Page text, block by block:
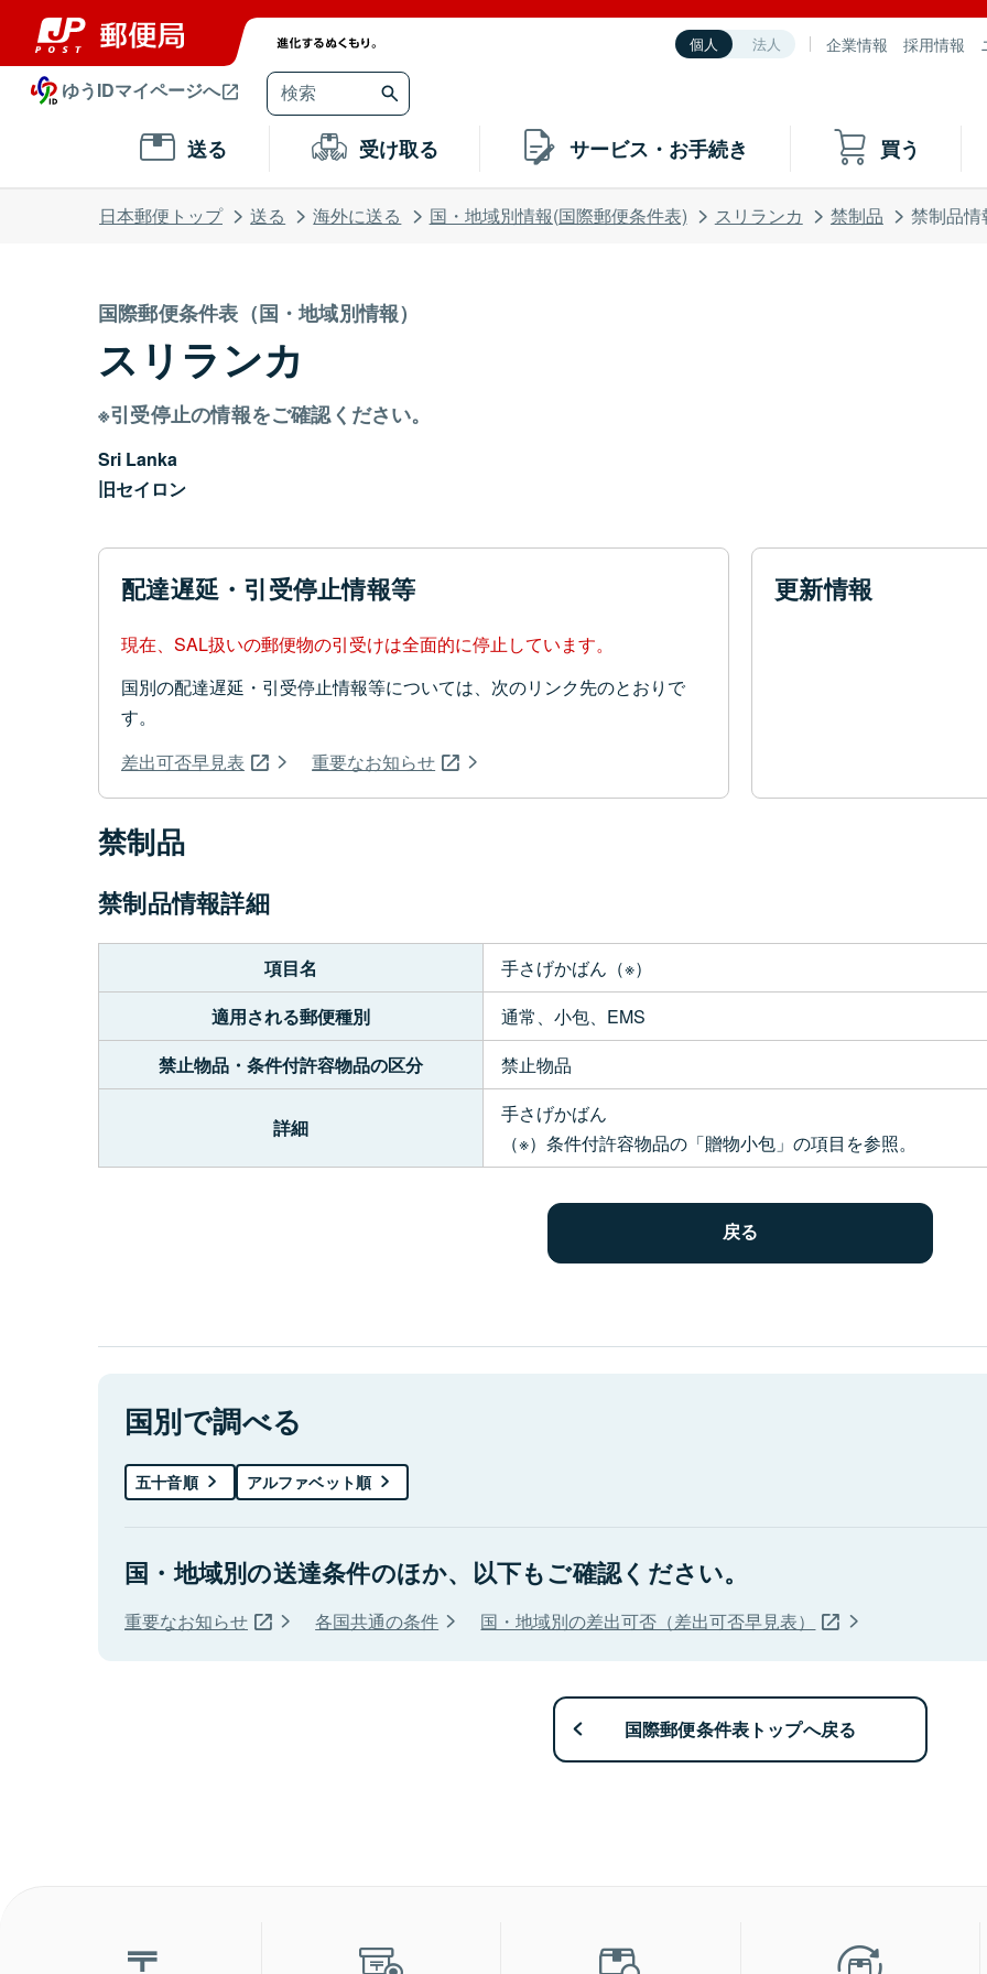
個人 法人 企業情報 採用情報
ゆうIDマイページへ
送る 受け取る サービス・お手続き 買う
日本郵便トップ 送る 海外に送る 国・地域別情報(国際郵便条件表) スリランカ 禁制品 禁制品情
国際郵便条件表（国・地域別情報）
スリランカ
※引受停止の情報をご確認ください。
Sri Lanka
旧セイロン
配達遅延・引受停止情報等
現在、SAL扱いの郵便物の引受けは全面的に停止しています。
国別の配達遅延・引受停止情報等については、次のリンク先のとおりで
す。
差出可否早見表
重要なお知らせ
更新情報
禁制品
禁制品情報詳細
項目名
手さげかばん（※）
適用される郵便種別
通常、小包、EMS
禁止物品・条件付許容物品の区分
禁止物品
詳細
手さげかばん
（※）条件付許容物品の「贈物小包」の項目を参照。
国別で調べる
五十音順 アルファベット順
国・地域別の送達条件のほか、以下もご確認ください。
重要なお知らせ 各国共通の条件 国・地域別の差出可否（差出可否早見表）
国際郵便条件表トップへ戻る